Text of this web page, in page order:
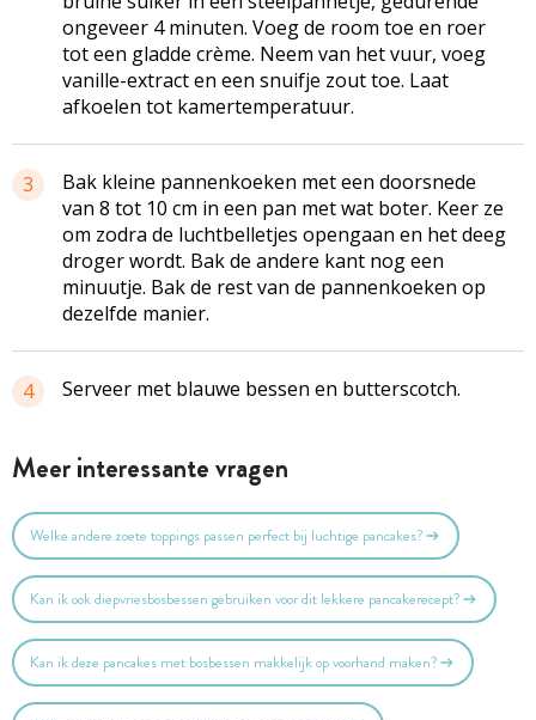
ongeveer 4 minuten. Voeg de room toe en roer
tot een gladde crème. Neem van het vuur, voeg
vanille-extract en een snuifje zout toe. Laat
afkoelen tot kamertemperatuur.
3
Bak kleine pannenkoeken met een doorsnede
van 8 tot 10 cm in een pan met wat boter. Keer ze
om zodra de luchtbelletjes opengaan en het deeg
droger wordt. Bak de andere kant nog een
minuutje. Bak de rest van de pannenkoeken op
dezelfde manier.
4 Serveer met blauwe bessen en butterscotch.
Meer interessante vragen
Welke andere zoete toppings passen perfect bij luchtige pancakes?
Kan ik ook diepvriesbosbessen gebruiken voor dit lekkere pancakerecept?
Kan ik deze pancakes met bosbessen makkelijk op voorhand maken?